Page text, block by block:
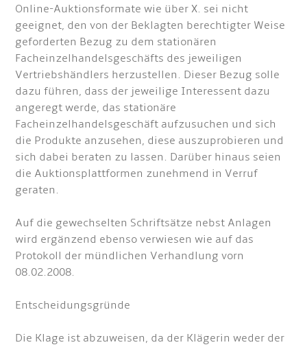
Online-Auktionsformate wie über X. sei nicht
geeignet, den von der Beklagten berechtigter Weise
geforderten Bezug zu dem stationären
Facheinzelhandelsgeschäfts des jeweiligen
Vertriebshändlers herzustellen. Dieser Bezug solle
dazu führen, dass der jeweilige Interessent dazu
angeregt werde, das stationäre
Facheinzelhandelsgeschäft aufzusuchen und sich
die Produkte anzusehen, diese auszuprobieren und
sich dabei beraten zu lassen. Darüber hinaus seien
die Auktionsplattformen zunehmend in Verruf
geraten.
Auf die gewechselten Schriftsätze nebst Anlagen
wird ergänzend ebenso verwiesen wie auf das
Protokoll der mündlichen Verhandlung vorn
08.02.2008.
Entscheidungsgründe
Die Klage ist abzuweisen, da der Klägerin weder der